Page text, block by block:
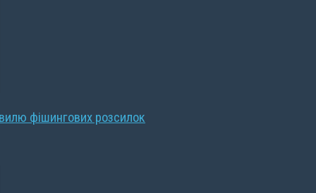
фішингових розсилок